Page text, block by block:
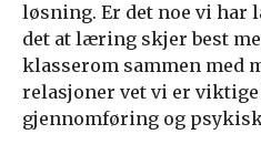
løsning. Er det noe vi har
det at læring skjer best
klasserom sammen med
relasjoner vet vi er
gjennomføring og